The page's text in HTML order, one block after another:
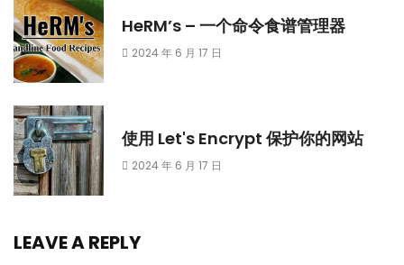
HeRM’s – 一个命令食谱管理器
2024 年 6 月 17 日
使用 Let's Encrypt 保护你的网站
2024 年 6 月 17 日
LEAVE A REPLY